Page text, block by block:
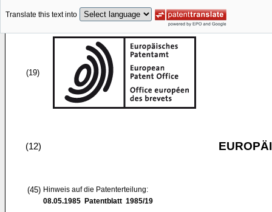
Translate this text into
(19)
(12)
(45) Hinweis auf die Patenterteilung:
08.05.1985 Patentblatt 1985/19